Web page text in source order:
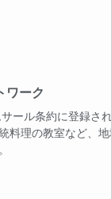
ワーク
ール条約に登録さ
料理の教室など、